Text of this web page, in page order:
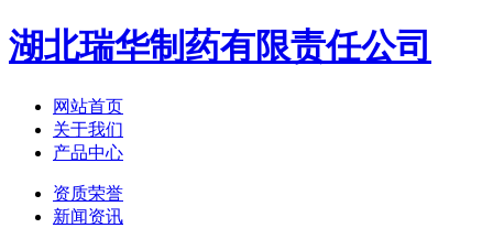
湖北瑞华制药有限责任公司
网站首页
关于我们
产品中心
资质荣誉
新闻资讯